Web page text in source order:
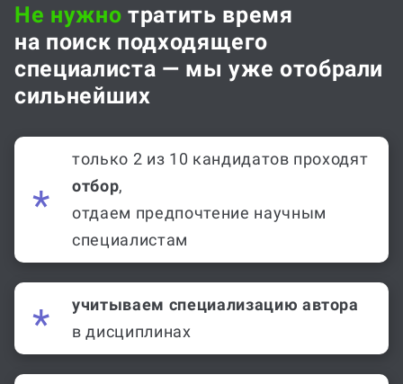
Не нужно тратить время
на поиск подходящего
специалиста — мы уже отобрали
сильнейших
только 2 из 10 кандидатов проходят
отбор,
отдаем предпочтение научным
специалистам
учитываем специализацию автора
в дисциплинах